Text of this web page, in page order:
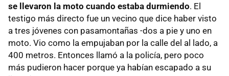
se llevaron la moto cuando estaba durmiendo. El
testigo más directo fue un vecino que dice haber visto
a tres jóvenes con pasamontañas -dos a pie y uno en
moto. Vio como la empujaban por la calle del al lado, a
400 metros. Entonces llamó a la policía, pero poco
más pudieron hacer porque ya habían escapado a su